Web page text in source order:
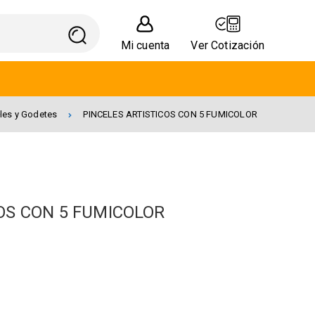
Mi cuenta Ver Cotización
y Godetes PINCELES ARTISTICOS CON 5 FUMICOLOR
CON 5 FUMICOLOR